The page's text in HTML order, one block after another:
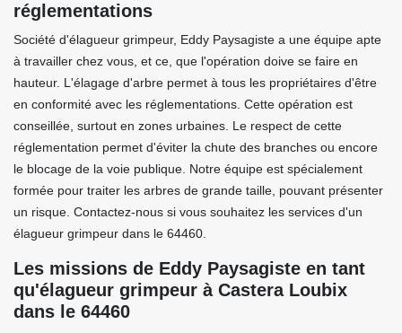
réglementations
Société d'élagueur grimpeur, Eddy Paysagiste a une équipe apte
à travailler chez vous, et ce, que l'opération doive se faire en
hauteur. L'élagage d'arbre permet à tous les propriétaires d'être
en conformité avec les réglementations. Cette opération est
conseillée, surtout en zones urbaines. Le respect de cette
réglementation permet d'éviter la chute des branches ou encore
le blocage de la voie publique. Notre équipe est spécialement
formée pour traiter les arbres de grande taille, pouvant présenter
un risque. Contactez-nous si vous souhaitez les services d'un
élagueur grimpeur dans le 64460.
Les missions de Eddy Paysagiste en tant
qu'élagueur grimpeur à Castera Loubix
dans le 64460